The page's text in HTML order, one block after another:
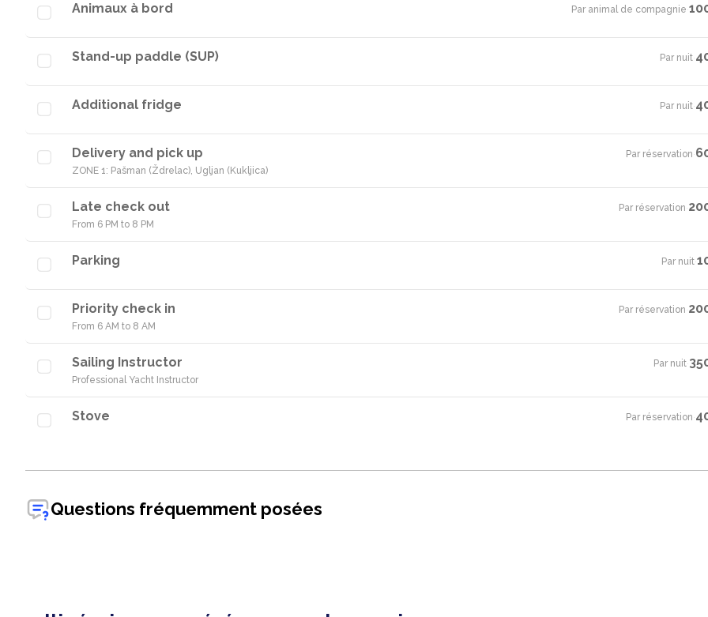
Animaux à bord Par animal de compagnie·
Stand-up paddle (SUP) Par nuit·
Additional fridge Par nuit·
Delivery and pick up
ZONE 1: Pašman (Ždrelac), Ugljan (Kukljica)
Par réservation·
Late check out
From 6 PM to 8 PM
Par réservation·
Parking Par nuit·
Priority check in
From 6 AM to 8 AM
Par réservation·
Sailing Instructor
Professional Yacht Instructor
Par nuit·
Stove Par réservation·
Questions fréquemment posées